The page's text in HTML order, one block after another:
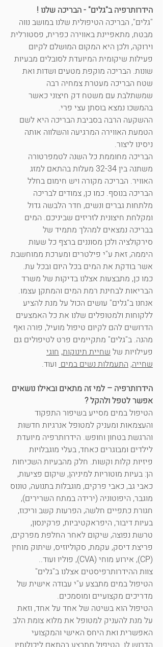
הידרותרפיה ב"גלים" - הבריכה שלנו !
"גלים", הבריכה הטיפולית שלנו במושב נווה
מבטח, מתאפיינת באווירה כפרית, פסטורלית
וירוקה, ולכן היא המקום המושלם לקיום
פעילות שיקומית המיועדת לסובלים מבעיות
שונות. הבריכה מוקפת מטעים ושדות ואת
שטח הבריכה מעטרת צמחיה רבה
שמשתלבת עם משטח דק חיצוני כאשר
בהמשכו נמצא בוסתן עצי פרי.
ההשקעה הרבה בסביבת הבריכה היא לשם
הטמעת האווירה המרגיעה והשלווה אותה
ניסינו ליצור.
הבריכה מחוממת כל השנה לטמפרטורה
משתנה בין 32-34 מעלות בהתאם למזג
האוויר. הבריכה מקורה ויש חימום בחלל
הבריכה בנוסף. כמו כן, צמודים לבריכה
מלתחות גברים ונשים, חדר הלבשה גדול
ומקלחת חיצונית לזריזים שביניכם. המים
בבריכה נמצאים למהלך מתמיד של
סירקולציה ולכן מסוננים ברצף כל שעות
היממה, זאת ע"י פילטרים ומערכת ממוחשבת
אשר בודקת את המים בכל היום ובכל עת.
כמו כן, מתבצעות אצלנו בדיקות של משרד
הבריאות לבחינת רמת המים והמתקן עצמו.
אנחנו ב"גלים" עושים הכול על מנת להציע
ללקוחות ולמטופלים שלנו את כל האמצעים
הדרושים להם לקיום טיפול מועיל, פורה ואף
מהנה. ב"גלים" מתקיימים פרט לטיפולים גם
פעילויות שלשחיית תינוקות,חוגי
שחייה,התעמלות נשים במים ועוד.
הידרותרפיה – למי זה מתאים ובאילו נושאים
אפשר לטפל ולהקל ?
הטיפול במים מסייע בשיפור התפקוד
והעצמאות ומעניק למטופל אנרגיות חדשות
והרגשת בטחון וחופש. הידרותרפיה מיועדת
לילדים ומבוגרים כאחד, בעלי מוגבלויות
פיזיות קלות וקשות. חלק מהבעיות השכיחות
הן: בעיות מוטוריות למיניהן, שיקום פציעות,
כאבי גב, כאבי פרקים, מוגבלות בתנועה, טונוס
מוגבר, היפוטוניה (ירידה במתח השרירים),
חגורת כתפיים חלשה, הפרעות קשב וריכוז,
בעיות דיבור, היפראקטיביות, פרקינסון,
טרשת נפוצה, שיקום לאחר החלפת מפרקים,
פריצת דיסק, עקמת, סקוליוזיס, שיתוק מוחין
(CP), אירוע מוחי (CVA), פוליו ועוד..
צוות ההידרותרפיסטים אצלנו ב"גלים"
הטיפול במים מתבצע ע"י עבודה אישית של
מדריכים מקצועיים ומוסמכים.
הטיפול הוא בשיטה של אחד על אחד, וזאת
על מנת להעניק למטופל את מלוא צומת הלב
האפשרית ואת היחס האישי והמקצועי